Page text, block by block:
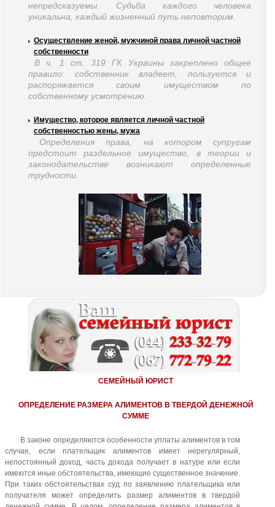
непредсказуемы. Судьба каждого человека
уникальна, каждый жизненный путь неповторим.
Осуществление женой, мужчиной права личной частной
собственности
В ч. 1 ст. 319 ГК Украины закреплено общее
правило: собственник владеет, пользуется и
распоряжается своим имуществом по
собственному усмотрению.
Имущество, которое является личной частной
собственностью жены, мужа
Определения права, на котором супругам
предстоит раздельное имущество, в теории и
законодательстве возникают определенные
трудности.
СЕМЕЙНЫЙ ЮРИСТ
ОПРЕДЕЛЕНИЕ РАЗМЕРА АЛИМЕНТОВ В ТВЕРДОЙ ДЕНЕЖНОЙ
СУММЕ
В законе определяются особенности уплаты алиментов в том
случае, если плательщик алиментов имеет нерегулярный,
непостоянный доход, часть дохода получает в натуре или если
имеются иные обстоятельства, имеющие существенное значение.
При таких обстоятельствах суд по заявлению плательщика или
получателя может определить размер алиментов в твердой